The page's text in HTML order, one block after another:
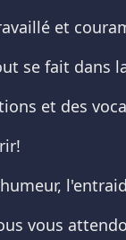
et
se fait dans
et des
vous